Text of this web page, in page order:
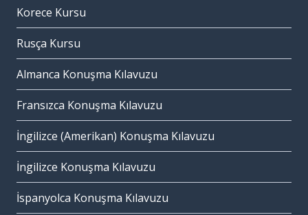
Korece Kursu
Rusça Kursu
Almanca Konuşma Kılavuzu
Fransızca Konuşma Kılavuzu
İngilizce (Amerikan) Konuşma Kılavuzu
İngilizce Konuşma Kılavuzu
İspanyolca Konuşma Kılavuzu